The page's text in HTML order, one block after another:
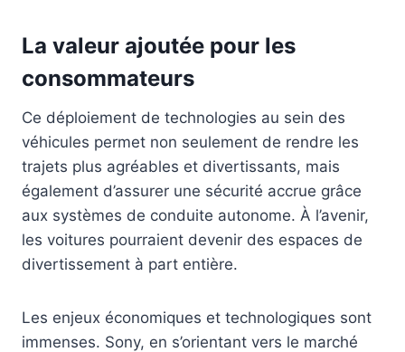
La valeur ajoutée pour les
consommateurs
Ce déploiement de technologies au sein des
véhicules permet non seulement de rendre les
trajets plus agréables et divertissants, mais
également d’assurer une sécurité accrue grâce
aux systèmes de conduite autonome. À l’avenir,
les voitures pourraient devenir des espaces de
divertissement à part entière.
Les enjeux économiques et technologiques sont
immenses. Sony, en s’orientant vers le marché